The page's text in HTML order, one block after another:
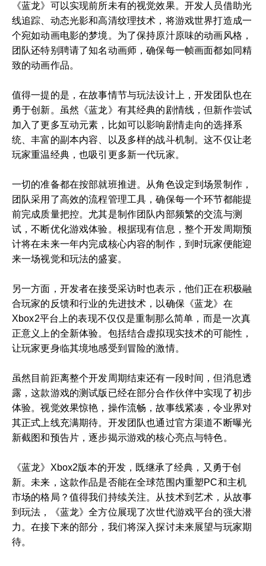
《蓝龙》可以实现前所未有的视觉效果。开发人员借助光
线追踪、动态光影和高清纹理技术，将游戏世界打造成一
个宛如动画电影的梦境。为了保持原汁原味的动画风格，
团队还特别聘请了知名动画师，确保每一帧画面都如同精
致的动画作品。
值得一提的是，在故事情节与玩法设计上，开发团队也在
勇于创新。虽然《蓝龙》有其经典的剧情线，但新作尝试
加入了更多互动元素，比如可以影响剧情走向的选择系
统、丰富的副本内容、以及多样的战斗机制。这不仅让老
玩家重温经典，也吸引更多新一代玩家。
一切的准备都在按部就班推进。从角色设定到场景制作，
团队采用了高效的流程管理工具，确保每一个环节都能提
前完成质量把控。尤其是制作团队内部频繁的交流与测
试，不断优化游戏体验。根据现有信息，整个开发周期预
计将在未来一年内完成核心内容的制作，到时玩家便能迎
来一场视觉和玩法的盛宴。
另一方面，开发者在接受采访时也表示，他们正在积极融
合玩家的反馈和行业的先进技术，以确保《蓝龙》在
Xbox2平台上的表现不仅仅是重制那么简单，而是一次真
正意义上的全新体验。包括结合虚拟现实技术的可能性，
让玩家更身临其境地感受到冒险的激情。
虽然目前距离整个开发周期结束还有一段时间，但消息透
露，这款游戏的测试版已经在部分合作伙伴中实现了初步
体验。视觉效果惊艳，操作流畅，故事线紧凑，令业界对
其正式上线充满期待。开发团队也通过官方渠道不断曝光
新截图和预告片，逐步揭示游戏的核心亮点与特色。
《蓝龙》Xbox2版本的开发，既继承了经典，又勇于创
新。未来，这款作品是否能在全球范围内重塑PC和主机
市场的格局？值得我们持续关注。从技术到艺术，从故事
到玩法，《蓝龙》全方位展现了次世代游戏平台的强大潜
力。在接下来的部分，我们将深入探讨未来展望与玩家期
待。